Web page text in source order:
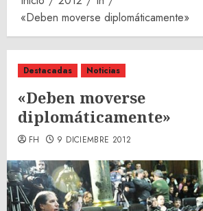
«Deben moverse diplomáticamente»
Destacadas Noticias
«Deben moverse
diplomáticamente»
FH 9 DICIEMBRE 2012